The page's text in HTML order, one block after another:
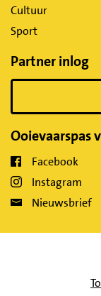
Cultuur
Sport
Partner inlog
Ooievaarspas
Facebook
Instagram
Nieuwsbrief